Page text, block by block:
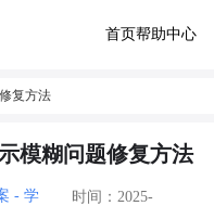
首页帮助中心
复方法
模糊问题修复方法
- 学
时间：2025-